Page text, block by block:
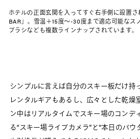
ホテルの正面玄関を入ってすぐ右手側に設置さ
BAR」。雪温＋15度〜-30度まで適応可能なス
ブラシなども複数ラインナップされています。
シンプルに言えば自分のスキー板だけ持
レンタルギアもあるし、広々とした乾燥
ン中はリアルタイムでスキー場のコンデ
る“スキー場ライブカメラ”と“本日のパ